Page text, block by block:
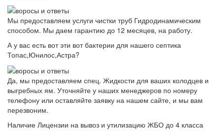
Мы предоставляем услуги чистки труб Гидродинамическим
способом. Мы даем гарантию до 12 месяцев, на работу.
А у вас есть вот эти вот бактерии для нашего септика
Топас,Юнилос,Астра?
Да, мы предоставляем спец. Жидкости для ваших колодцев и
выгребных ям. Уточняйте у наших менеджеров по номеру
телефону или оставляйте заявку на нашем сайте, и мы вам
перезвоним.
Наличие Лицензии на вывоз и утилизацию ЖБО до 4 класса